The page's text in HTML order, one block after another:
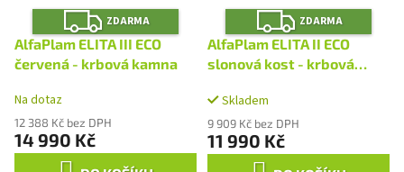
Z
D
A
R
M
A
ZDARMA
AlfaPlam ELITA III ECO
červená - krbová kamna
Na dotaz
12 388 Kč bez DPH
14 990 Kč
Z
D
A
R
M
ZDARMA
AlfaPlam ELITA II ECO
slonová kost - krbová
Skladem
9 909 Kč bez DPH
11 990 Kč